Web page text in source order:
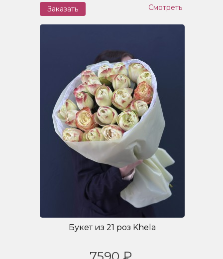
Заказать Смотреть
Букет из 21 роз Khela
7590 ₽